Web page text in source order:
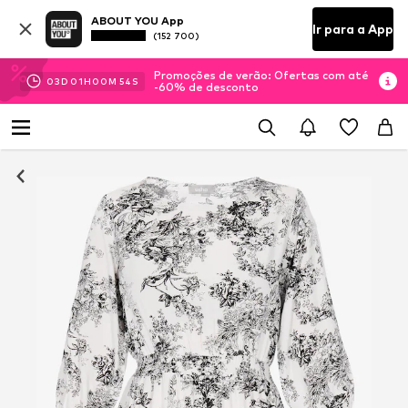
ABOUT YOU App
(152 700) Ir para a App
03D 01H 00M 54 S
Promoções de verão: Ofertas com até
-60% de desconto